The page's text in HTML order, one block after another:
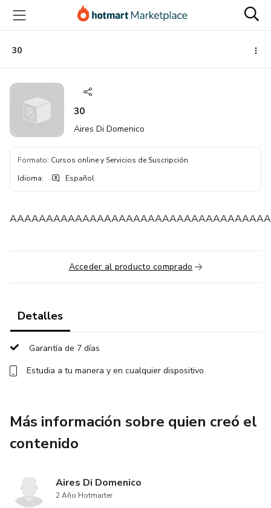
principal
página
de
página
30
30
Aires Di Domenico
Formato: Cursos online y Servicios de Suscripción
Idioma: Español
Acceder al producto comprado
Detalles
Garantía de 7 días
Estudia a tu manera y en cualquier dispositivo
Más información sobre quien creó el
contenido
Aires Di Domenico
2 Año Hotmarter